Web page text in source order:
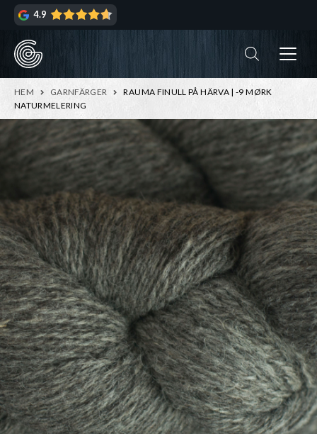
Hoppa
navigering
Hoppa
innehåll
4.9
HEM GARNFÄRGER
RAUMA FINULL PÅ HÄRVA | -9 MØRK
NATURMELERING